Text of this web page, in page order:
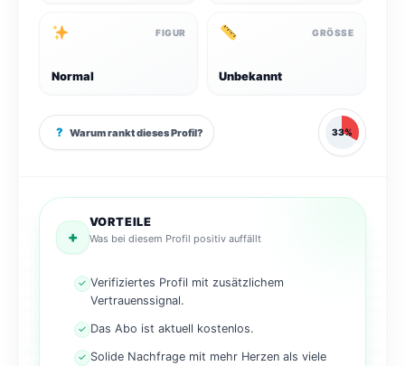
FIGUR
Normal
GRÖSSE
Unbekannt
? Warum rankt dieses Profil? 33%
+
VORTEILE
Was bei diesem Profil positiv auffällt
✓ Verifiziertes Profil mit zusätzlichem
Vertrauenssignal.
✓ Das Abo ist aktuell kostenlos.
✓ Solide Nachfrage mit mehr Herzen als viele